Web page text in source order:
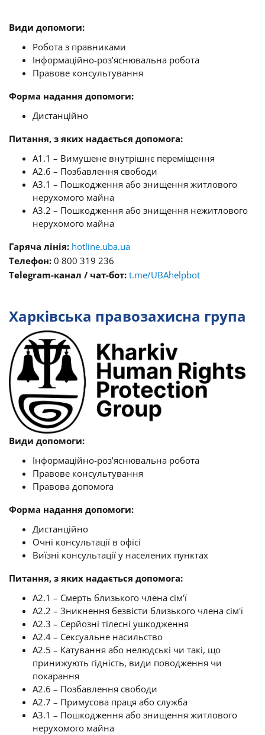
Види допомоги:
Робота з правниками
Інформаційно-роз’яснювальна робота
Правове консультування
Форма надання допомоги:
Дистанційно
Питання, з яких надається допомога:
A1.1 – Вимушене внутрішнє переміщення
A2.6 – Позбавлення свободи
A3.1 – Пошкодження або знищення житлового
нерухомого майна
A3.2 – Пошкодження або знищення нежитлового
нерухомого майна
Гаряча лінія: hotline.uba.ua
Телефон: 0 800 319 236
Telegram-канал / чат-бот: t.me/UBAhelpbot
Харківська правозахисна група
Види допомоги:
Інформаційно-роз’яснювальна робота
Правове консультування
Правова допомога
Форма надання допомоги:
Дистанційно
Очні консультації в офісі
Виїзні консультації у населених пунктах
Питання, з яких надається допомога:
A2.1 – Смерть близького члена сім'ї
A2.2 – Зникнення безвісти близького члена сім'ї
A2.3 – Серйозні тілесні ушкодження
A2.4 – Сексуальне насильство
A2.5 – Катування або нелюдські чи такі, що
принижують гідність, види поводження чи
покарання
A2.6 – Позбавлення свободи
A2.7 – Примусова праця або служба
A3.1 – Пошкодження або знищення житлового
нерухомого майна